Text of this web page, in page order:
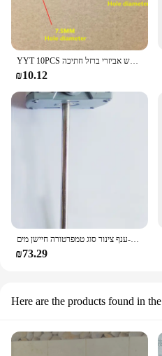
YYT 10PCS רצפת מאוורר טלטול ראש ברזל חיבור מוט טלטול ראש מנוף נדנדה מוט טלטול ראש אביזרי ברזל חתיכה
₪10.12
מאוורר מיזוג אוויר מרכזי 4-ענף צינור סוג טמפרטורה חיישן מים TS-9104NTC תרמוקופל 3950-10k תרמיסטור
₪73.29
Here are the products found in the